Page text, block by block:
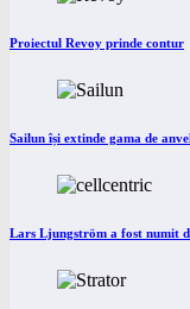
Proiectul Revoy prinde contur
Sailun își extinde gama de
Lars Ljungström a fost numit